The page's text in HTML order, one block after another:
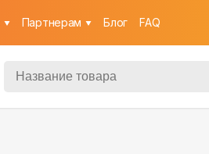
Партнерам Блог FAQ